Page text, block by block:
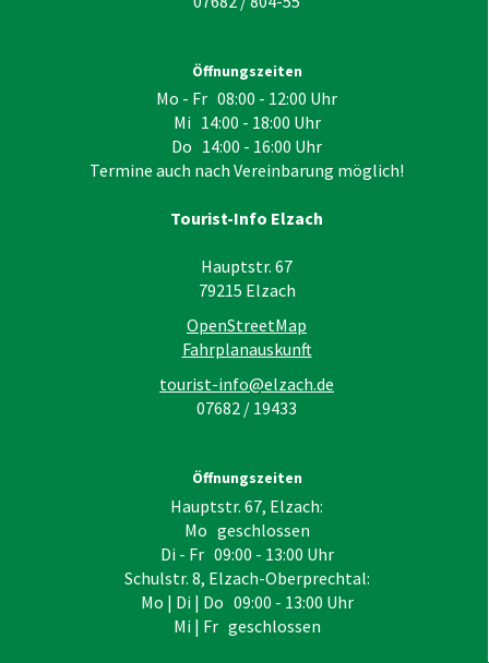
Öffnungszeiten
Mo - Fr 08:00 - 12:00 Uhr
Mi 14:00 - 18:00 Uhr
Do 14:00 - 16:00 Uhr
Termine auch nach Vereinbarung möglich!
Tourist-Info Elzach
Hauptstr. 67
79215 Elzach
OpenStreetMap
Fahrplanauskunft
tourist-info@elzach.de
07682 / 19433
Öffnungszeiten
Hauptstr. 67, Elzach:
Mo geschlossen
Di - Fr 09:00 - 13:00 Uhr
Schulstr. 8, Elzach-Oberprechtal:
Mo | Di | Do 09:00 - 13:00 Uhr
Mi | Fr geschlossen